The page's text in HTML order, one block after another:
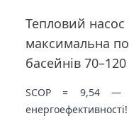
Тепловий насос
максимальна
басейнів
SCOP = 9,54 —
енергоефективності!